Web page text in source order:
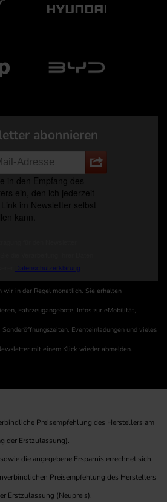
abonnieren
wir in der Regel monatlich. Sie erhalten
Fahrzeugangebote, Infos zur eMobilität,
Eventeinladungen und vieles
mit einem Klick wieder abmelden.
Preisempfehlung des Herstellers am
der Erstzulassung).
die angegebene Ersparnis errechnet sich
Preisempfehlung des Herstellers
Erstzulassung (Neupreis).